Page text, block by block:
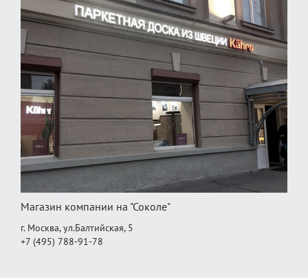
Магазин компании на "Соколе"
г. Москва, ул.Балтийская, 5
+7 (495) 788-91-78